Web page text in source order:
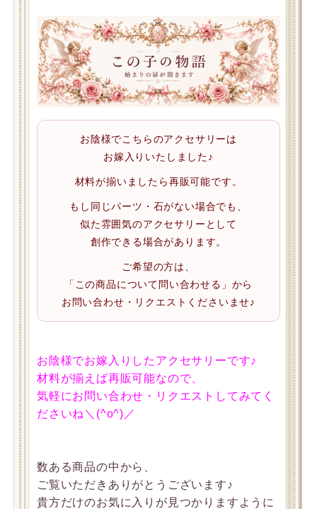
お陰様でこちらのアクセサリーは
お嫁入りいたしました♪
材料が揃いましたら再販可能です。
もし同じパーツ・石がない場合でも、
似た雰囲気のアクセサリーとして
創作できる場合があります。
ご希望の方は、
「この商品について問い合わせる」から
お問い合わせ・リクエストくださいませ♪
お陰様でお嫁入りしたアクセサリーです♪
材料が揃えば再販可能なので、
気軽にお問い合わせ・リクエストしてみてく
ださいね＼(^o^)／
数ある商品の中から、
ご覧いただきありがとうございます♪
貴方だけのお気に入りが見つかりますように